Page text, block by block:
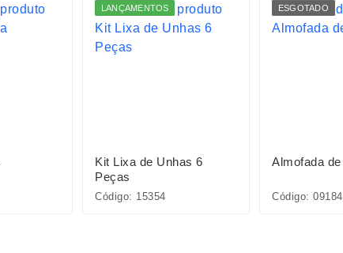
LANÇAMENTOS
Kit Lixa de Unhas 6
Peças
Código: 15354
ESGOTADO
Almofada
Código: 09184